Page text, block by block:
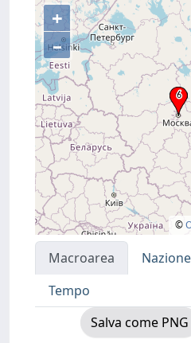
+
–
©
Macroarea Nazione
Tempo
Salva come PNG